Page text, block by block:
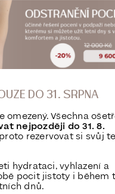
DO 31. SRPNA
omezený. Všechna
nejpozději do 31. 8.
rezervovat si svůj
hydrataci, vyhlazení a
pocit jistoty i během
dnů.